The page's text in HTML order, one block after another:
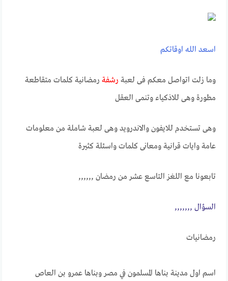
اسعد الله اوقاتكم
وما زلت اتواصل معكم فى لعبة رشفة رمضانية كلمات متقاطعة
مطورة وهى للاذكياء وتنمى العقل
وهى تستخدم للايفون والاندرويد وهى لعبة شاملة من معلومات
عامة وايات قرانية ومعانى كلمات واسئلة كثيرة
تابعونا مع اللغز التاسع عشر من رمضان ,,,,,,
الســــؤال ,,,,,,,
رمضانيات
اسم اول مدينة بناها المسلمون في مصر وبناها عمرو بن العاص